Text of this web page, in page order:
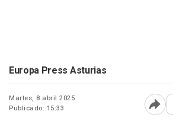
Europa Press Asturias
Martes, 8 abril 2025
Publicado: 15:33